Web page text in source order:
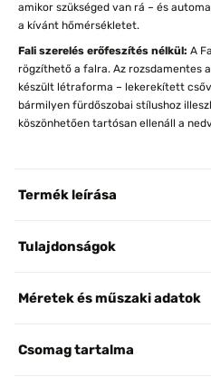
amikor szükséged van rá – és
a kívánt hőmérsékletet.
Fali szerelés erőfeszítés nélkül: A
rögzíthető a falra. Az rozsdamentes
készült létraforma – lekerekített
bármilyen fürdőszobai stílushoz
köszönhetően tartósan ellenáll a
Termék leírása
Tulajdonságok
Méretek és műszaki adatok
Csomag tartalma